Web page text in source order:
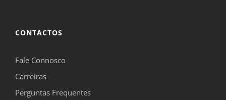
CONTACTOS
Fale Connosco
Carreiras
Perguntas Frequentes